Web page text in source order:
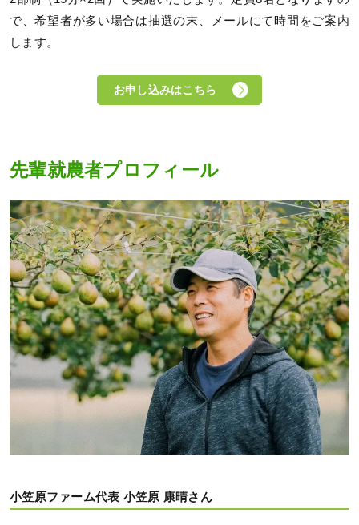
で、希望者が多い場合は抽選の末、メールにて時間をご案内
します。
お申し込みはこちら
先輩就農者プロフィール
小笠原ファーム代表 小笠原 康晴さん